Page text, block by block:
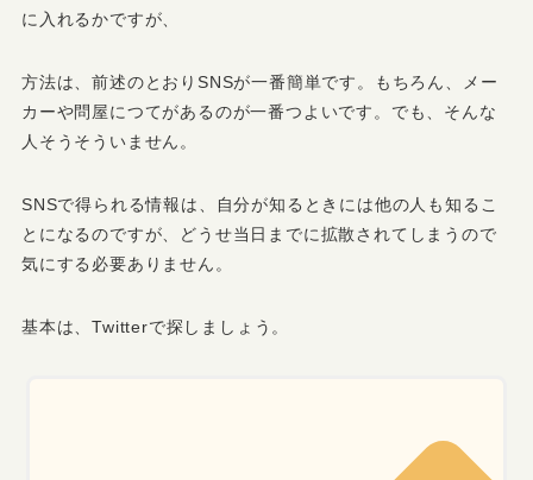
に入れるかですが、
方法は、前述のとおりSNSが一番簡単です。
もちろん、メー
カーや問屋につてがあるのが一番つよいです。でも、そんな
人そうそういません。
SNSで得られる情報は、自分が知るときには他の人も知るこ
とになるのですが、どうせ当日までに拡散されてしまうので
気にする必要ありません。
基本は、Twitterで探しましょう。